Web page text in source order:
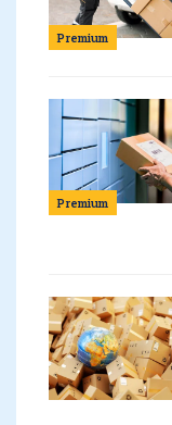
Premium
Premium